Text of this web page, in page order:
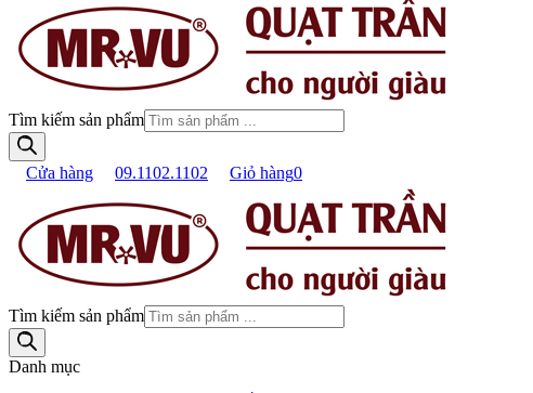
Tìm kiếm sản phẩm
Cửa hàng 09.1102.1102 Giỏ hàng0
Tìm kiếm sản phẩm
Danh mục